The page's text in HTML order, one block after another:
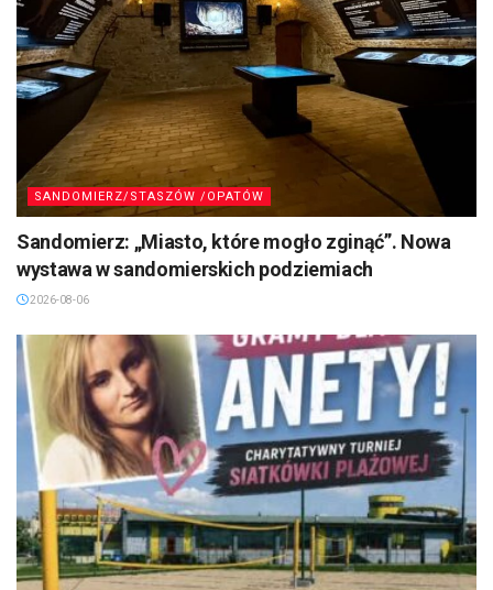
SANDOMIERZ/STASZÓW /OPATÓW
Sandomierz: „Miasto, które mogło zginąć”. Nowa
wystawa w sandomierskich podziemiach
2026-08-06